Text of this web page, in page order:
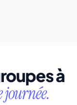
à
journée.